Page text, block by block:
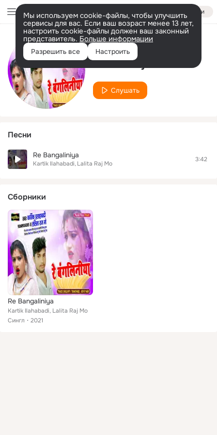
Войти
Мы используем cookie-файлы, чтобы улучшить
сервисы для вас. Если ваш возраст менее 13 лет,
настроить cookie-файлы должен ваш законный
представитель. Больше информации
Разрешить все Настроить
Исполнитель
Lalita Raj Mo
Слушать
Песни
Re Bangaliniya
Kartik Ilahabadi Lalita Raj Mo
3:42
Сборники
Re Bangaliniya
Kartik Ilahabadi, Lalita Raj Mo
Сингл
2021